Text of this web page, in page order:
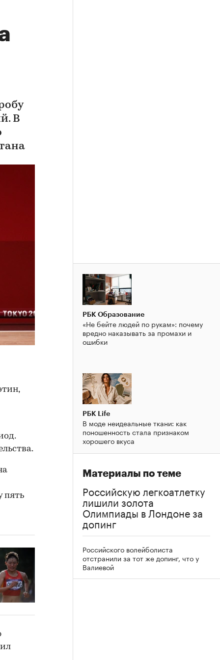
В
пять
РБК Образование
«Не бейте людей по рукам»: почему
вредно наказывать за промахи и
ошибки
РБК Life
В моде неидеальные ткани: как
поношенность стала признаком
хорошего вкуса
Материалы по теме
Российскую легкоатлетку
лишили золота
Олимпиады в Лондоне за
допинг
Российского волейболиста
отстранили за тот же допинг, что у
Валиевой